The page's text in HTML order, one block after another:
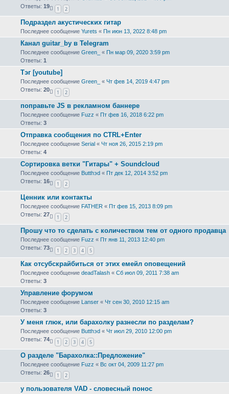
Ответы: 19 1 2
Подраздел акустических гитар
Последнее сообщение Yurets « Пн июн 13, 2022 8:48 pm
Канал guitar_by в Telegram
Последнее сообщение Green_ « Пн мар 09, 2020 3:59 pm
Ответы: 1
Тэг [youtube]
Последнее сообщение Green_ « Чт фев 14, 2019 4:47 pm
Ответы: 20 1 2
поправьте JS в рекламном баннере
Последнее сообщение Fuzz « Пт фев 16, 2018 6:22 pm
Ответы: 3
Отправка сообщения по CTRL+Enter
Последнее сообщение Serial « Чт ноя 26, 2015 2:19 pm
Ответы: 4
Сортировка ветки "Гитары" + Soundcloud
Последнее сообщение Butthэd « Пт дек 12, 2014 3:52 pm
Ответы: 16 1 2
Ценник или контакты
Последнее сообщение FATHER « Пт фев 15, 2013 8:09 pm
Ответы: 27 1 2
Прошу что то сделать с количеством тем от одного продавца
Последнее сообщение Fuzz « Пт янв 11, 2013 12:40 pm
Ответы: 73 1 2 3 4 5
Как отсубскрайбиться от этих емейл оповещений
Последнее сообщение deadTalash « Сб июл 09, 2011 7:38 am
Ответы: 3
Управление форумом
Последнее сообщение Lanser « Чт сен 30, 2010 12:15 am
Ответы: 3
У меня глюк, или барахолку разнесли по разделам?
Последнее сообщение Butthэd « Чт июл 29, 2010 12:00 pm
Ответы: 74 1 2 3 4 5
О разделе "Барахолка::Предложение"
Последнее сообщение Fuzz « Вс окт 04, 2009 11:27 pm
Ответы: 26 1 2
у пользователя VAD - словесный понос